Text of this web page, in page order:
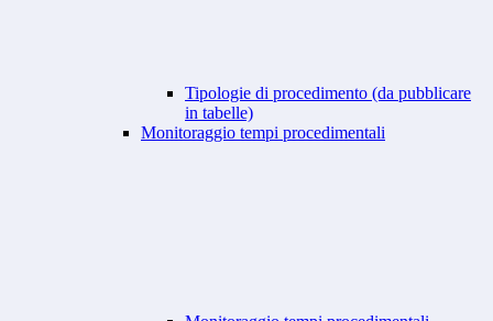
Tipologie di procedimento (da pubblicare
in tabelle)
Monitoraggio tempi procedimentali